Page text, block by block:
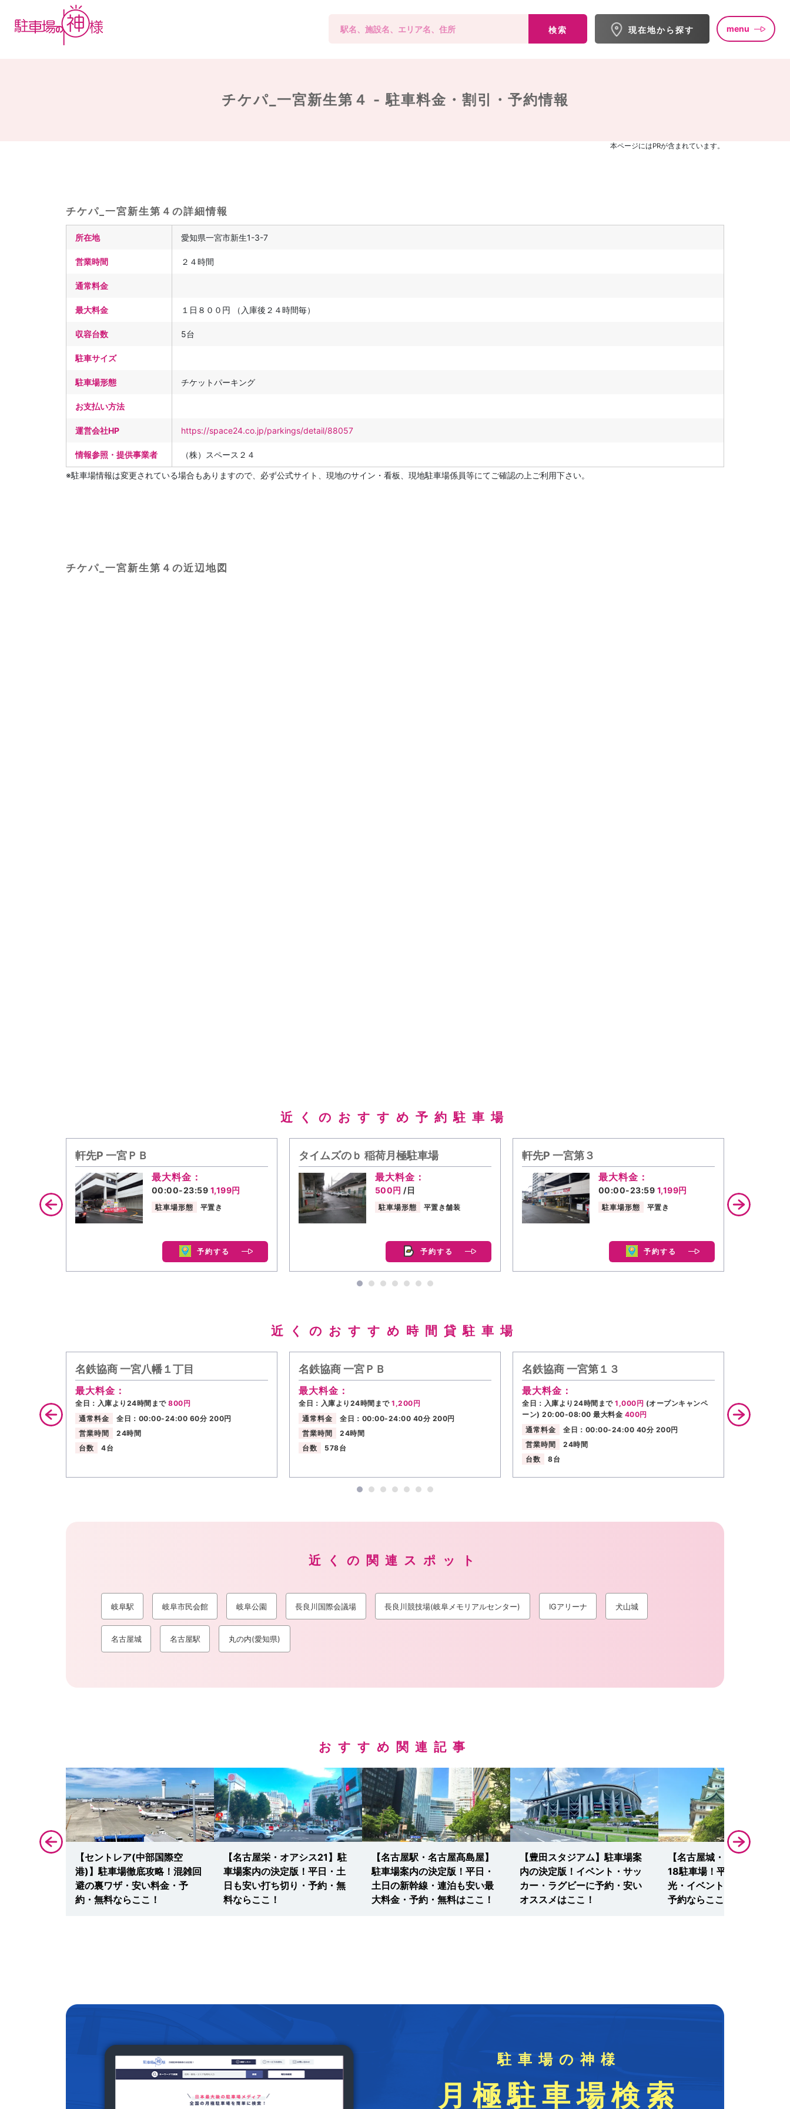
検索 現在地から探す menu
チケパ_一宮新生第４ -駐車料金・割引・予約情報
本ページにはPRが含まれています。
チケパ_一宮新生第４の詳細情報
所在地 愛知県一宮市新生1-3-7
営業時間 ２４時間
通常料金
最大料金 １日８００円 （入庫後２４時間毎）
収容台数 5台
駐車サイズ
駐車場形態 チケットパーキング
お支払い方法
運営会社HP https://space24.co.jp/parkings/detail/88057
情報参照・提供事業者 （株）スペース２４
※駐車場情報は変更されている場合もありますので、必ず公式サイト、現地のサイン・看板、現地駐車場係員等にてご確認の上ご利用下さい。
チケパ_一宮新生第４の近辺地図
近くのおすすめ予約駐車場
軒先P 一宮ＰＢ
最大料金：
00:00-23:59 1,199円
駐車場形態 平置き
予約する
タイムズのｂ 稲荷月極駐車場
最大料金：
500円 /日
駐車場形態 平置き舗装
予約する
軒先P 一宮第３
最大料金：
00:00-23:59 1,199円
駐車場形態 平置き
予約する
近くのおすすめ時間貸駐車場
名鉄協商 一宮八幡１丁目
最大料金：
全日：入庫より24時間まで 800円
通常料金
全日：00:00-24:00 60分 200円
営業時間
24時間
台数
4台
名鉄協商 一宮ＰＢ
最大料金：
全日：入庫より24時間まで 1,200円
通常料金
全日：00:00-24:00 40分 200円
営業時間
24時間
台数
578台
名鉄協商 一宮第１３
最大料金：
全日：入庫より24時間まで 1,000円 (オープンキャンペ
ーン) 20:00-08:00 最大料金 400円
通常料金
全日：00:00-24:00 40分 200円
営業時間
24時間
台数
8台
全日 駐車
大料金
近くの関連スポット
岐阜駅 岐阜市民会館 岐阜公園 長良川国際会議場 長良川競技場(岐阜メモリアルセンター) IGアリーナ 犬山城
名古屋城 名古屋駅 丸の内(愛知県)
おすすめ関連記事
【セントレア(中部国際空
港)】駐車場徹底攻略！混雑回
避の裏ワザ・安い料金・予
約・無料ならここ！
【名古屋栄・オアシス21】駐
車場案内の決定版！平日・土
日も安い打ち切り・予約・無
料ならここ！
【名古屋駅・名古屋髙島屋】
駐車場案内の決定版！平日・
土日の新幹線・連泊も安い最
大料金・予約・無料はここ！
【豊田スタジアム】駐車場案
内の決定版！イベント・サッ
カー・ラグビーに予約・安い
オススメはここ！
【名古屋城・名城公園】厳選
18駐車場！平日・土日も観
光・イベントに無料・安い・
予約ならここ！
駐車場の神様
月極駐車場検索